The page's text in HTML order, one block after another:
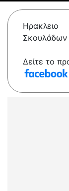
Ηρακλειο
Σκουλάδων
Δείτε το